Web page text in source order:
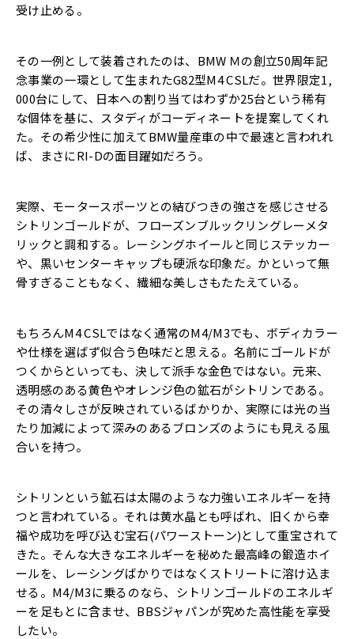
受け止める。
その一例として装着されたのは、BMW Ｍの創立50周年記
念事業の一環として生まれたG82型M4 CSLだ。世界限定1,
000台にして、日本への割り当てはわずか25台という稀有
な個体を基に、スタディがコーディネートを提案してくれ
た。その希少性に加えてBMW量産車の中で最速と言われれ
ば、まさにRI-Dの面目躍如だろう。
実際、モータースポーツとの結びつきの強さを感じさせる
シトリンゴールドが、フローズンブルックリングレーメタ
リックと調和する。レーシングホイールと同じステッカー
や、黒いセンターキャップも硬派な印象だ。かといって無
骨すぎることもなく、繊細な美しさもたたえている。
もちろんM4 CSLではなく通常のM4/M3でも、ボディカラー
や仕様を選ばず似合う色味だと思える。名前にゴールドが
つくからといっても、決して派手な金色ではない。元来、
透明感のある黄色やオレンジ色の鉱石がシトリンである。
その清々しさが反映されているばかりか、実際には光の当
たり加減によって深みのあるブロンズのようにも見える風
合いを持つ。
シトリンという鉱石は太陽のような力強いエネルギーを持
つと言われている。それは黄水晶とも呼ばれ、旧くから幸
福や成功を呼び込む宝石(パワーストーン)として重宝されて
きた。そんな大きなエネルギーを秘めた最高峰の鍛造ホイ
ールを、レーシングばかりではなくストリートに溶け込ま
せる。M4/M3に乗るのなら、シトリンゴールドのエネルギ
ーを足もとに含ませ、BBSジャパンが究めた高性能を享受
したい。